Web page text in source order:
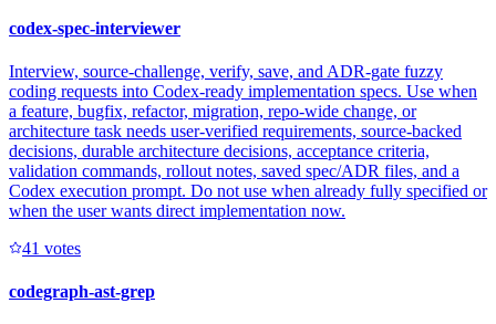
codex-spec-interviewer
Interview, source-challenge, verify, save, and ADR-gate fuzzy
coding requests into Codex-ready implementation specs. Use when
a feature, bugfix, refactor, migration, repo-wide change, or
architecture task needs user-verified requirements, source-backed
decisions, durable architecture decisions, acceptance criteria,
validation commands, rollout notes, saved spec/ADR files, and a
Codex execution prompt. Do not use when already fully specified or
when the user wants direct implementation now.
41 votes
codegraph-ast-grep